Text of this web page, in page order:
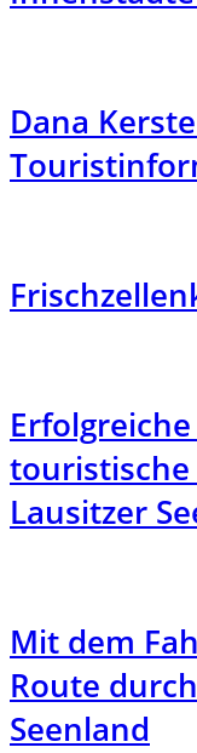
Dana
Lausitzer
Mit dem
Route
Seenland